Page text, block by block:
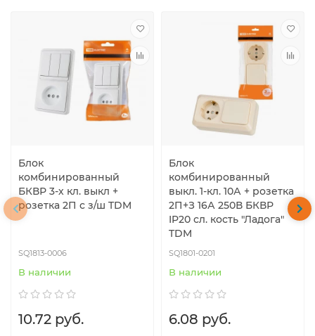
Блок
комбинированный
БКВР 3-х кл. выкл +
розетка 2П с з/ш TDM
SQ1813-0006
В наличии
10.72 руб.
Блок
комбинированный
выкл. 1-кл. 10А + розетка
2П+З 16А 250В БКВР
IP20 сл. кость "Ладога"
TDM
SQ1801-0201
В наличии
6.08 руб.